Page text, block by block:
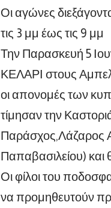
Οι αγώνες
τις 3 μμ έως τις 9 μμ
Την Παρασκευή 5
ΚΕΛΑΡΙ στους
οι απονομές των
τίμησαν την
Παράσχος,Λάζαρος
Παπαβασιλείου) και
Οι φίλοι του
να προμηθευτούν